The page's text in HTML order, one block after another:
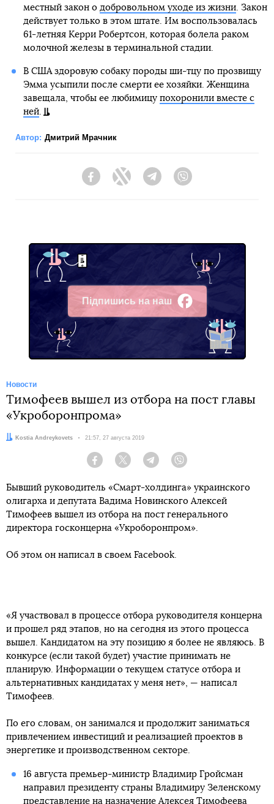
местный закон о добровольном уходе из жизни. Закон
действует только в этом штате. Им воспользовалась
61-летняя Керри Робертсон, которая болела раком
молочной железы в терминальной стадии.
В США здоровую собаку породы ши-тцу по прозвищу
Эмма усыпили после смерти ее хозяйки. Женщина
завещала, чтобы ее любимицу похоронили вместе с
ней.
Автор: Дмитрий Мрачник
FacebookTwitter Telegram
Підпишись на наш
Facebook
Новости
Тимофеев вышел из отбора на пост главы
«Укроборонпрома»
Автор:Kostia Andreykovets Дата:
21:57, 27 августа 2019
Facebook Twitter Telegram
Бывший руководитель «Смарт-холдинга» украинского
олигарха и депутата Вадима Новинского Алексей
Тимофеев вышел из отбора на пост генерального
директора госконцерна «Укроборонпром».
Об этом он написал в своем Facebook.
«Я участвовал в процессе отбора руководителя концерна
и прошел ряд этапов, но на сегодня из этого процесса
вышел. Кандидатом на эту позицию я более не являюсь. В
конкурсе (если такой будет) участие принимать не
планирую. Информации о текущем статусе отбора и
альтернативных кандидатах у меня нет», — написал
Тимофеев.
По его словам, он занимался и продолжит заниматься
привлечением инвестиций и реализацией проектов в
энергетике и производственном секторе.
16 августа премьер-министр Владимир Гройсман
направил президенту страны Владимиру Зеленскому
представление на назначение Алексея Тимофеева